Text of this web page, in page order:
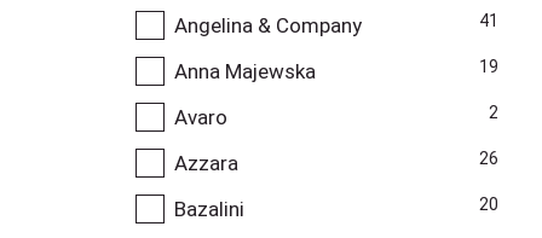
Angelina & Company 41
Anna Majewska 19
Avaro 2
Azzara 26
Bazalini 20